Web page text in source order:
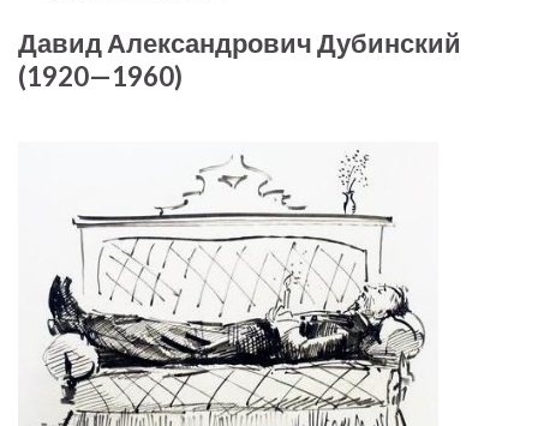
Давид Александрович Дубинский
(1920—1960)